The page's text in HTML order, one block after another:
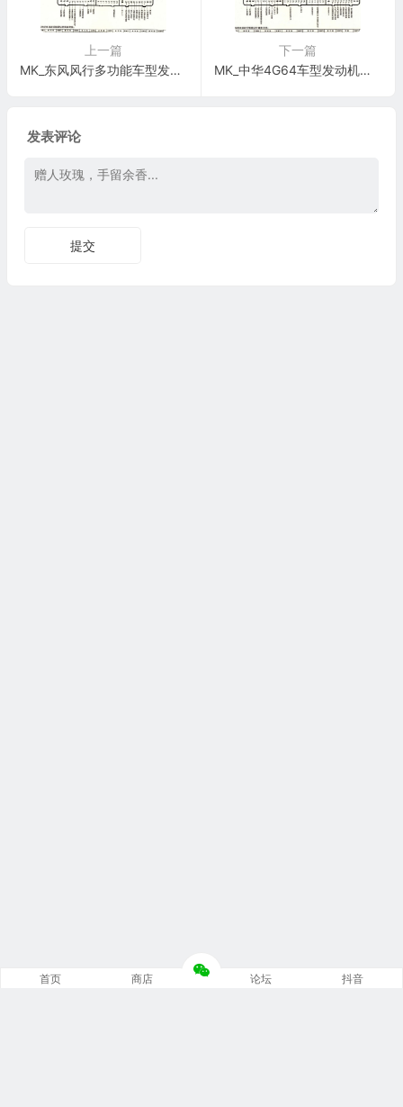
上一篇
MK_东风风行多功能车型发动机电脑版控制模块针脚26+16+22针 端子图
下一篇
MK_中华4G64车型发动机电脑版控制模块针脚26+16+12+22针 端子图
发表评论
首页 商店 论坛 抖音